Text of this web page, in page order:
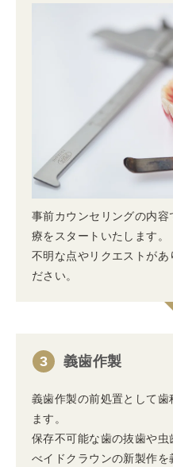
事前カウンセリングの内
療をスタートいたします。
不明な点やリクエストがあ
ださい。
3 義歯作製
義歯作製の前処置として
ます。
保存不可能な歯の抜歯や
べイドクラウンの新製作を